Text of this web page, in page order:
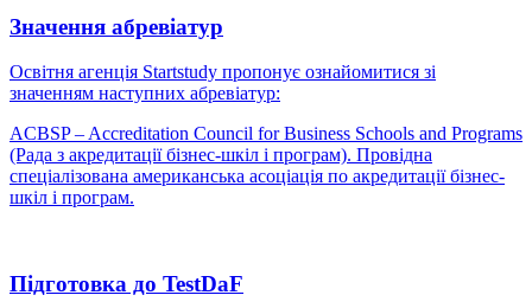
Значення абревіатур
Освітня агенція Startstudy пропонує ознайомитися зі
значенням наступних абревіатур:
ACBSP – Accreditation Council for Business Schools and Programs
(Рада з акредитації бізнес-шкіл і програм). Провідна
спеціалізована американська асоціація по акредитації бізнес-
шкіл і програм.
Підготовка до TestDaF